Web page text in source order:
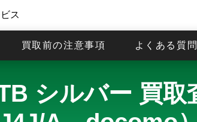
ス
買取前の注意事項 よくある質
シルバー 買取